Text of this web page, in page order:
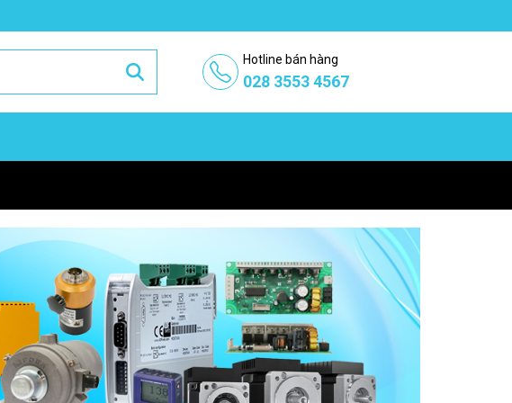
Hotline bán hàng
028 3553 4567